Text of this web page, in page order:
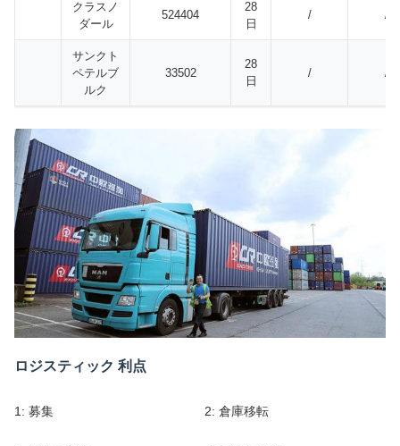
クラスノ
ダール
524404
28
日
/ /
サンクト
ペテルブ
ルク
33502
28
日
/ /
ロジスティック 利点
1: 募集 2: 倉庫移転